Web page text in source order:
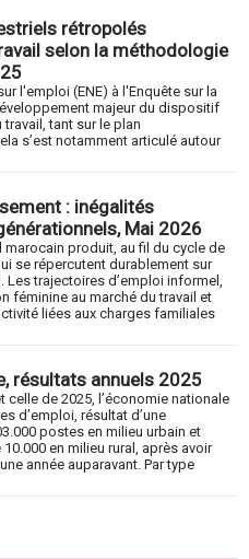
rétropolés
selon la méthodologie
l'emploi (ENE) à l'Enquête sur la
majeur du dispositif
travail, tant sur le plan
s’est notamment articulé autour
: inégalités
Mai 2026
marocain produit, au fil du cycle de
se répercutent durablement sur
Les trajectoires d’emploi informel,
féminine au marché du travail et
liées aux charges familiales
résultats annuels 2025
celle de 2025, l’économie nationale
d’emploi, résultat d’une
postes en milieu urbain et
en milieu rural, après avoir
année auparavant. Par type